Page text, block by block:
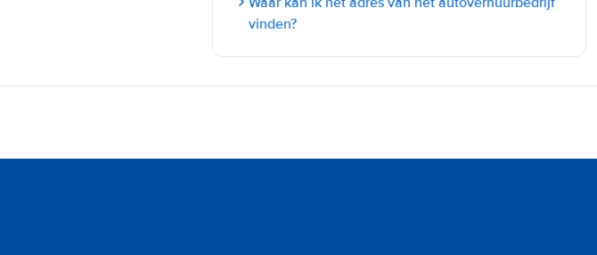
vinden?